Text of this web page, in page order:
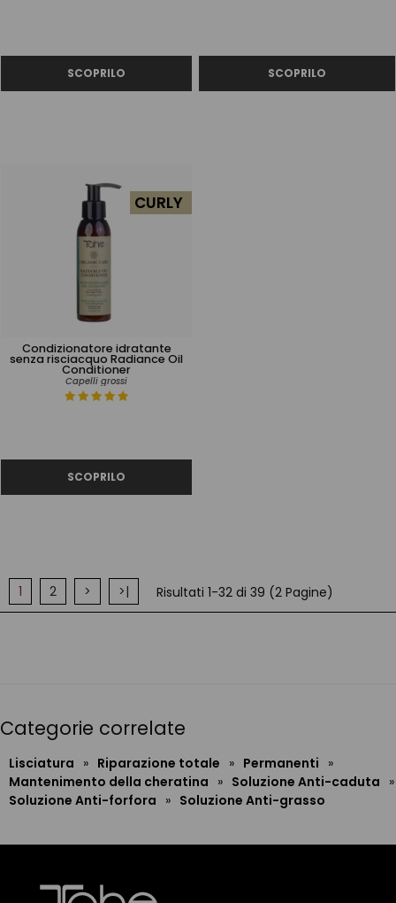
Condizionatore idratante
senza risciacquo Radiance Oil
Conditioner
Capelli grossi
CURLY
1 2 > >| Risultati 1-32 di 39 (2 Pagine)
Categorie correlate
Lisciatura » Riparazione totale » Permanenti »
Mantenimento della cheratina » Soluzione Anti-caduta »
Soluzione Anti-forfora » Soluzione Anti-grasso